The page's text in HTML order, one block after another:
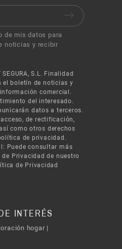
de mis datos para
noticias y recibir
SEGURA, S.L. Finalidad
el boletín de noticias y
comercial.
del interesado.
datos a terceros.
de rectificación,
como otros derechos
de privacidad.
Puede consultar más
Privacidad de nuestro
de Privacidad
INTERÉS
hogar |